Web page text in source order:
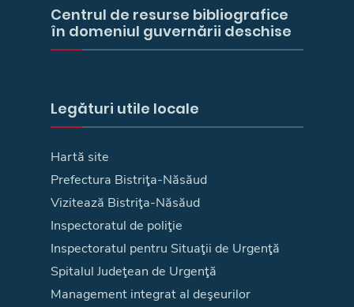
Centrul de resurse bibliografice
în domeniul guvernării deschise
Legături utile locale
Hartă site
Prefectura Bistriţa-Năsăud
Vizitează Bistriţa-Năsăud
Inspectoratul de poliţie
Inspectoratul pentru Situaţii de Urgenţă
Spitalul Judeţean de Urgenţă
Management integrat al deşeurilor